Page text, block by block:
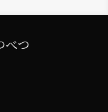
べつ